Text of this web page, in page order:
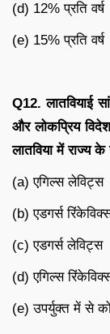
(d) 12% प्रति वर्ष
(e) 15% प्रति वर्ष
Q12. लातवियाई
और लोकप्रिय
लातविया में राज्य
(a) एगिल्स लेविट्स
(b) एडगर्स
(c) एडगर्स लेविट्स
(d) एगिल्स
(e) उपर्युक्त में से